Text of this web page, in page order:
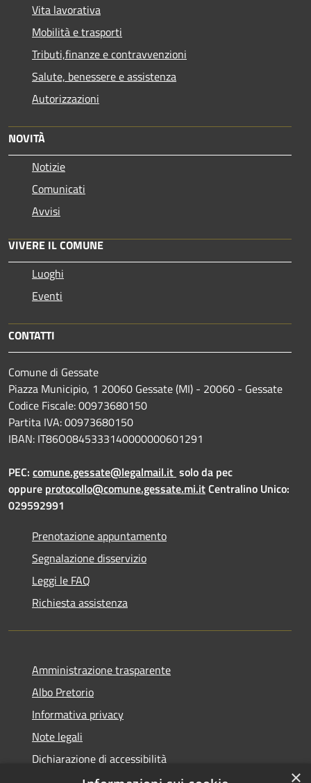
Vita lavorativa
Mobilità e trasporti
Tributi,finanze e contravvenzioni
Salute, benessere e assistenza
Autorizzazioni
NOVITÀ
Notizie
Comunicati
Avvisi
VIVERE IL COMUNE
Luoghi
Eventi
CONTATTI
Comune di Gessate
Piazza Municipio, 1 20060 Gessate (MI) - 20060 - Gessate
Codice Fiscale: 00973680150
Partita IVA: 00973680150
IBAN: IT86O0845333140000000601291
PEC: comune.gessate@legalmail.it solo da pec
oppure protocollo@comune.gessate.mi.itCentralino Unico:
029592991
Prenotazione appuntamento
Segnalazione disservizio
Leggi le FAQ
Richiesta assistenza
Amministrazione trasparente
Albo Pretorio
Informativa privacy
Note legali
Dichiarazione di accessibilità
×